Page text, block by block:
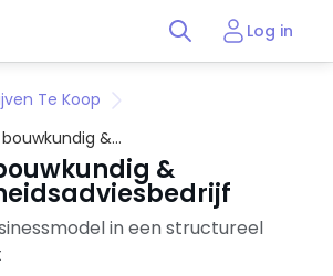
Log in
Te Koop
&
&
in een structureel